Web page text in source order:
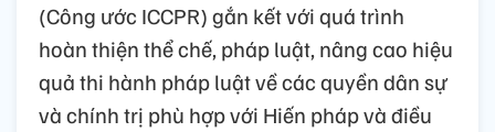
(Công ước ICCPR) gắn kết với quá trình
hoàn thiện thể chế, pháp luật, nâng cao hiệu
quả thi hành pháp luật về các quyền dân sự
và chính trị phù hợp với Hiến pháp và điều